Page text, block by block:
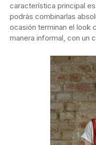
característica principal
podrás combinarlas
ocasión terminan el look
manera informal, con un